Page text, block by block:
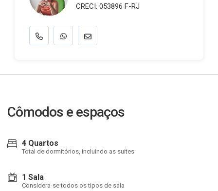
CRECI: 053896 F-RJ
Cômodos e espaços
4 Quartos
Total de dormitórios, incluindo as suítes
1 Sala
Considera-se todos os tipos de sala